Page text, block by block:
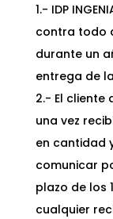
1.- IDP
contra todo
durante un
entrega de
2.- El
una vez
en cantidad
comunicar
plazo de los
cualquier